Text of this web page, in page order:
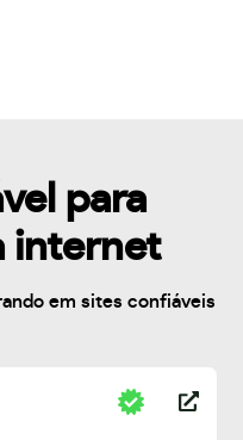
para
internet
em sites confiáveis